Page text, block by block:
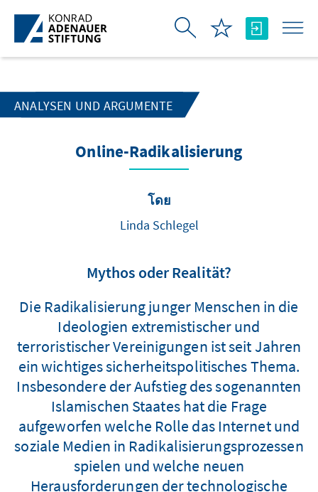
Skip to Main Content
ANALYSEN UND ARGUMENTE
Online-Radikalisierung
โดย
Linda Schlegel
Mythos oder Realität?
Die Radikalisierung junger Menschen in die
Ideologien extremistischer und
terroristischer Vereinigungen ist seit Jahren
ein wichtiges sicherheitspolitisches Thema.
Insbesondere der Aufstieg des sogenannten
Islamischen Staates hat die Frage
aufgeworfen welche Rolle das Internet und
soziale Medien in Radikalisierungsprozessen
spielen und welche neuen
Herausforderungen der technologische